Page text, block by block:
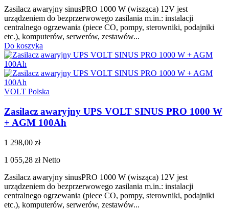
Zasilacz awaryjny sinusPRO 1000 W (wisząca) 12V jest
urządzeniem do bezprzerwowego zasilania m.in.: instalacji
centralnego ogrzewania (piece CO, pompy, sterowniki, podajniki
etc.), komputerów, serwerów, zestawów...
Do koszyka
VOLT Polska
Zasilacz awaryjny UPS VOLT SINUS PRO 1000 W
+ AGM 100Ah
1 298,00 zł
1 055,28 złNetto
Zasilacz awaryjny sinusPRO 1000 W (wisząca) 12V jest
urządzeniem do bezprzerwowego zasilania m.in.: instalacji
centralnego ogrzewania (piece CO, pompy, sterowniki, podajniki
etc.), komputerów, serwerów, zestawów...